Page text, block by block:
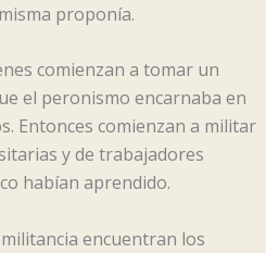
proponía.
comienzan a tomar un
el peronismo encarnaba en
Entonces comienzan a militar
y de trabajadores
habían aprendido.
encuentran los